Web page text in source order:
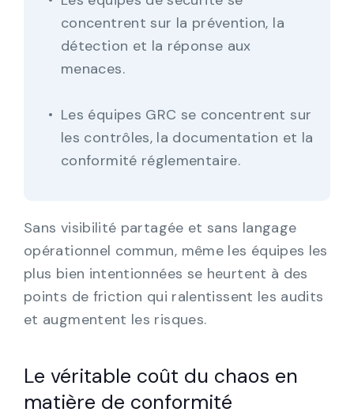
concentrent sur la prévention, la
détection et la réponse aux
menaces.
Les équipes GRC se concentrent sur
les contrôles, la documentation et la
conformité réglementaire.
Sans visibilité partagée et sans langage
opérationnel commun, même les équipes les
plus bien intentionnées se heurtent à des
points de friction qui ralentissent les audits
et augmentent les risques.
Le véritable coût du chaos en
matière de conformité